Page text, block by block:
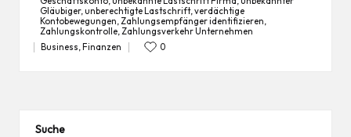
Gläubiger,unberechtigte Lastschrift,verdächtige
Kontobewegungen,Zahlungsempfänger identifizieren,
Zahlungskontrolle,Zahlungsverkehr Unternehmen
Posted
Business ,Finanzen 0
Suche